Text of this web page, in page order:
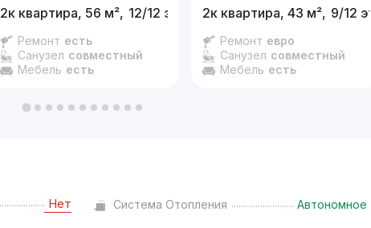
2к квартира, 56 м², 12/12 эт.
Ремонт есть
Санузел совместный
Мебель есть
2к квартира, 43 м², 9/12 эт.
Ремонт евро
Санузел совместный
Мебель есть
Нет Система Отопления Автономное